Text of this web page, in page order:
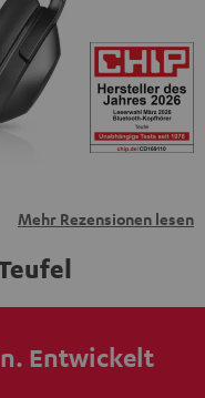
sind in der
.
Mehr Rezensionen lesen
Entwickelt